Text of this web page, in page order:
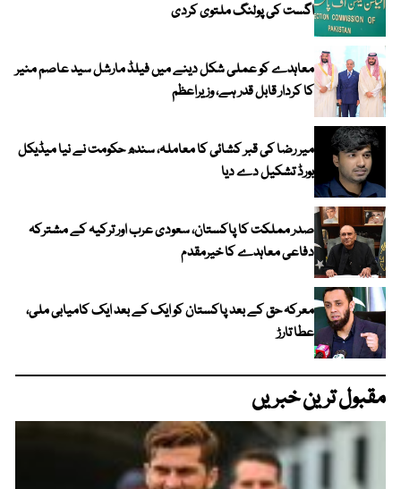
اگست کی پولنگ ملتوی کردی
معاہدے کو عملی شکل دینے میں فیلڈ مارشل سید عاصم منیر
کا کردار قابل قدر ہے، وزیراعظم
میر رضا کی قبر کشائی کا معاملہ، سندھ حکومت نے نیا میڈیکل
بورڈ تشکیل دے دیا
صدر مملکت کا پاکستان، سعودی عرب اور ترکیہ کے مشترکہ
دفاعی معاہدے کا خیرمقدم
معرکہ حق کے بعد پاکستان کو ایک کے بعد ایک کامیابی ملی،
عطا تارڑ
مقبول ترین خبریں